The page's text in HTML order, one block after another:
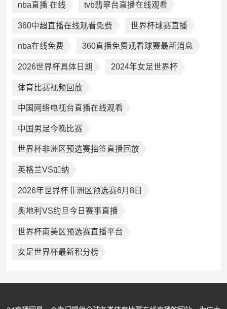
nba直播 在线 tvb翡翠台直播在线观看
360中超直播在线观看免费 世界杯球赛直播
nba在线免费 360直播免费观看球赛最新消息
2026世界杯具体日期 2024年女足世界杯
体育比赛视频回放
中国网络电视台直播在线观看
中国男足今晚比赛
世界杯非洲区预选赛抽签直播回放
英格兰VS加纳
2026年世界杯非洲区预选赛6月8日
奥地利VS约旦今日赛事直播
世界杯南美区预选赛直播平台
女足世界杯最新积分榜